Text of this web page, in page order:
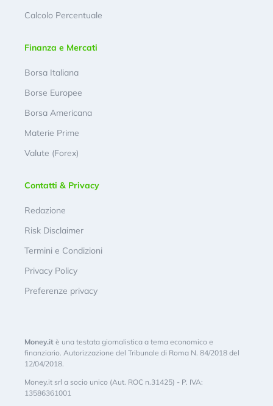
Calcolo Percentuale
Finanza e Mercati
Borsa Italiana
Borse Europee
Borsa Americana
Materie Prime
Valute (Forex)
Contatti & Privacy
Redazione
Risk Disclaimer
Termini e Condizioni
Privacy Policy
Preferenze privacy
Money.it è una testata giornalistica a tema economico e
finanziario. Autorizzazione del Tribunale di Roma N. 84/2018 del
12/04/2018.
Money.it srl a socio unico (Aut. ROC n.31425) - P. IVA:
13586361001